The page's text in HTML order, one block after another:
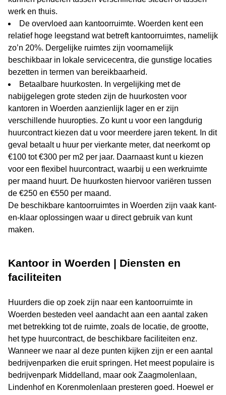
werk en thuis.
De overvloed aan kantoorruimte. Woerden kent een
relatief hoge leegstand wat betreft kantoorruimtes, namelijk
zo’n 20%. Dergelijke ruimtes zijn voornamelijk
beschikbaar in lokale servicecentra, die gunstige locaties
bezetten in termen van bereikbaarheid.
Betaalbare huurkosten. In vergelijking met de
nabijgelegen grote steden zijn de huurkosten voor
kantoren in Woerden aanzienlijk lager en er zijn
verschillende huuropties. Zo kunt u voor een langdurig
huurcontract kiezen dat u voor meerdere jaren tekent. In dit
geval betaalt u huur per vierkante meter, dat neerkomt op
€100 tot €300 per m2 per jaar. Daarnaast kunt u kiezen
voor een flexibel huurcontract, waarbij u een werkruimte
per maand huurt. De huurkosten hiervoor variëren tussen
de €250 en €550 per maand.
De beschikbare kantoorruimtes in Woerden zijn vaak kant-
en-klaar oplossingen waar u direct gebruik van kunt
maken.
Kantoor in Woerden | Diensten en
faciliteiten
Huurders die op zoek zijn naar een kantoorruimte in
Woerden besteden veel aandacht aan een aantal zaken
met betrekking tot de ruimte, zoals de locatie, de grootte,
het type huurcontract, de beschikbare faciliteiten enz.
Wanneer we naar al deze punten kijken zijn er een aantal
bedrijvenparken die eruit springen. Het meest populaire is
bedrijvenpark Middelland, maar ook Zaagmolenlaan,
Lindenhof en Korenmolenlaan presteren goed. Hoewel er